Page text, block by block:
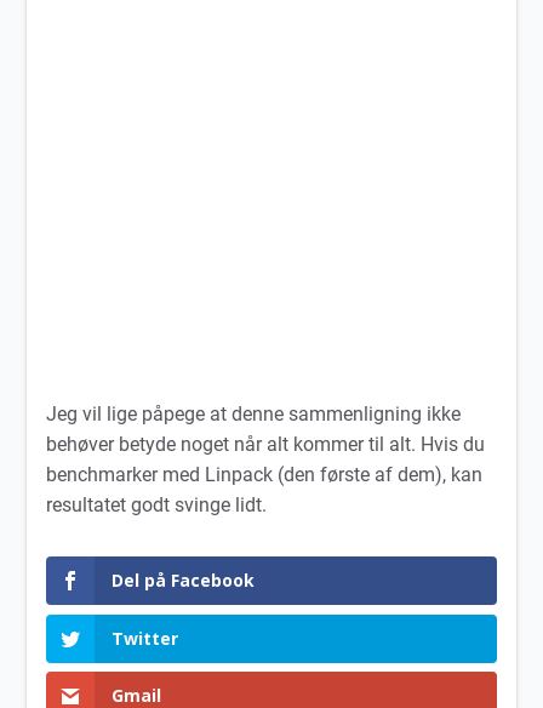
Jeg vil lige påpege at denne sammenligning ikke
behøver betyde noget når alt kommer til alt. Hvis du
benchmarker med Linpack (den første af dem), kan
resultatet godt svinge lidt.
Del på Facebook
Twitter
Gmail